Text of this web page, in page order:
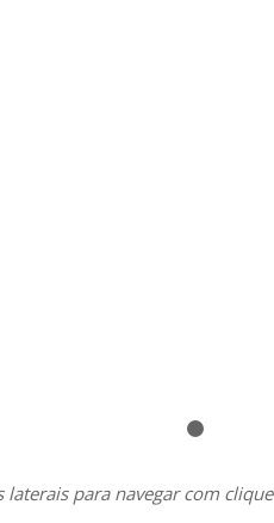
laterais para navegar com clique